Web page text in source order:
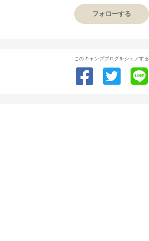
フォローする
このキャンプブログをシェアする